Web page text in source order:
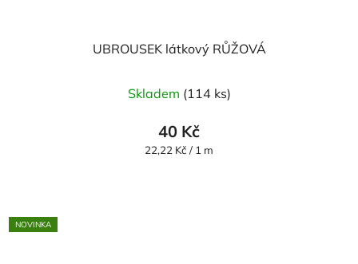
UBROUSEK látkový RŮŽOVÁ
Skladem (114 ks)
40 Kč
Měrná
22,22 Kč / 1 m
NOVINKA